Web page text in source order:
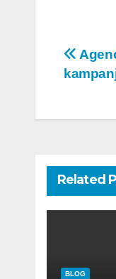
Post
Related
BLOG